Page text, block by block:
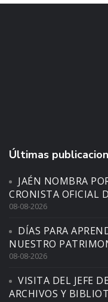
Últimas
JAÉN NOMBRA
CRONISTA OFICIAL
08-08-2026
DÍAS PARA
NUESTRO
08-08-2026
VISITA DEL JEFE
ARCHIVOS Y